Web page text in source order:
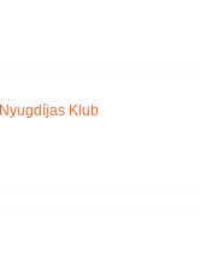
Nyugdíjas Klub